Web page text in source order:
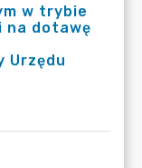
w trybie
na dotawę
Urzędu